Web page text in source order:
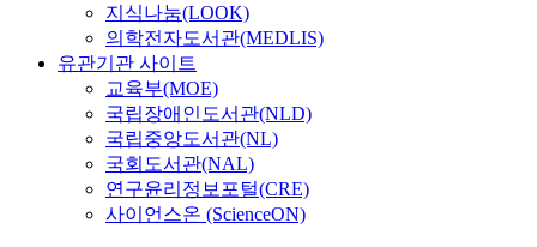
지식나눔(LOOK)
의학전자도서관(MEDLIS)
유관기관 사이트
교육부(MOE)
국립장애인도서관(NLD)
국립중앙도서관(NL)
국회도서관(NAL)
연구윤리정보포털(CRE)
사이언스온 (ScienceON)